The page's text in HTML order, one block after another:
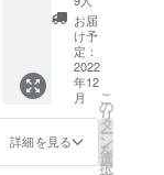
機種を
お知ら
せくだ
さい ※1
円単位
でプラ
スのご
支援も
（300g
の五穀
米）を
お手紙
と一緒
にお送
りいた
します
フォン
ケー
キ」お
礼の手
紙付き
※1円単
位でプ
ラスの
ご支援
お届
け予
定：
2022
年12
月
詳細を見る
こ
の
リ
タ
ー
ン
を
選
択